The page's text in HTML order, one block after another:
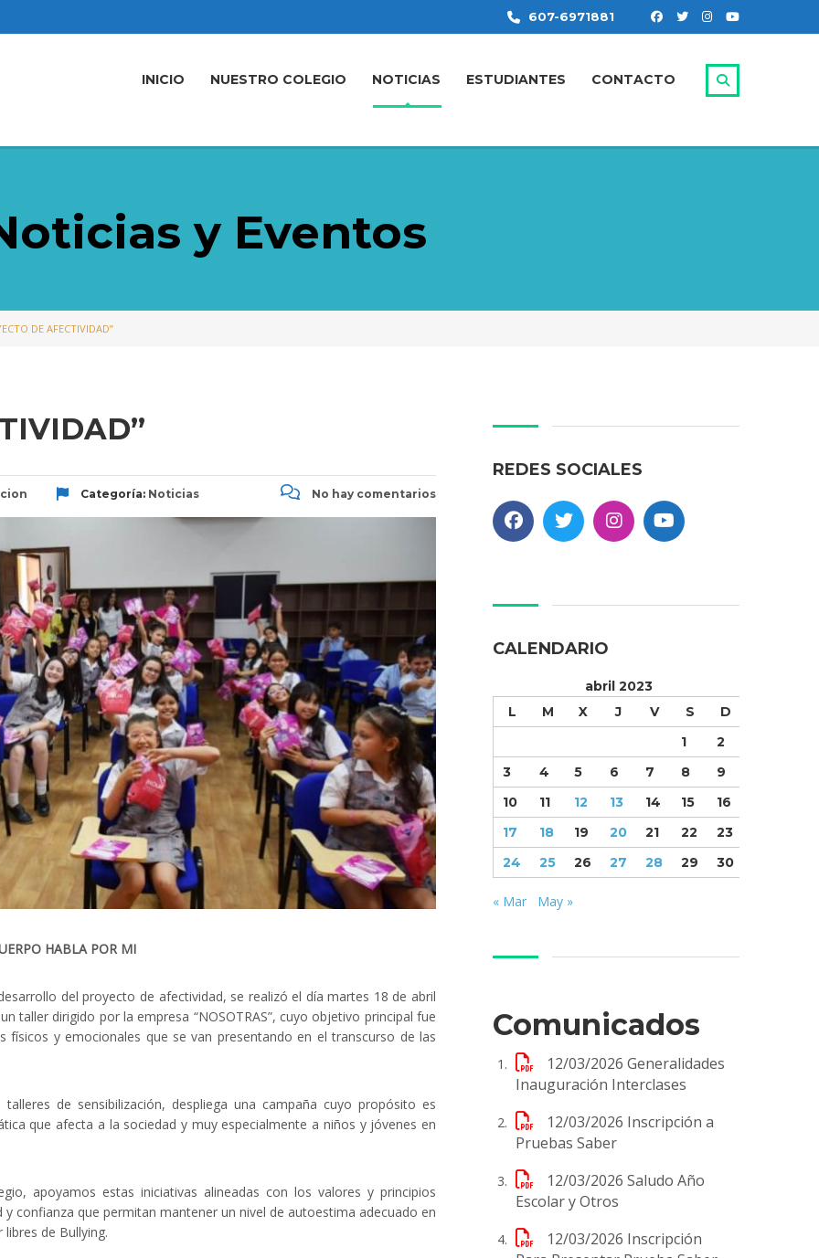
607-6971881
INICIO NUESTRO COLEGIO NOTICIAS ESTUDIANTES CONTACTO
y Eventos
DE AFECTIVIDAD”
Categoría: Noticias No hay comentarios
HABLA POR MI
del proyecto de afectividad, se realizó el día martes 18 de abril
taller dirigido por la empresa “NOSOTRAS”, cuyo objetivo principal fue
y emocionales que se van presentando en el transcurso de las
de sensibilización, despliega una campaña cuyo propósito es
que afecta a la sociedad y muy especialmente a niños y jóvenes en
apoyamos estas iniciativas alineadas con los valores y principios
confianza que permitan mantener un nivel de autoestima adecuado en
de Bullying.
REDES SOCIALES
CALENDARIO
abril 2023
L
M X J V S
D
1
2
3
4 5 6 7 8
9
10
11 12 13 14 15
16
17
18 19 20 21 22
23
24
25 26 27 28 29 30
« Mar May »
Comunicados
12/03/2026 Generalidades
Inauguración Interclases
12/03/2026 Inscripción a
Pruebas Saber
12/03/2026 Saludo Año
Escolar y Otros
12/03/2026 Inscripción